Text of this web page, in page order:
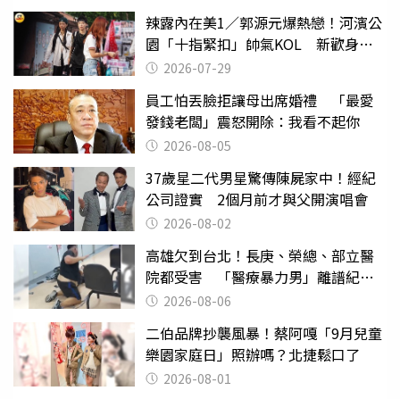
辣露內在美1／郭源元爆熱戀！河濱公
園「十指緊扣」帥氣KOL 新歡身份
曝光2026-07-29
員工怕丟臉拒讓母出席婚禮 「最愛
發錢老闆」震怒開除：我看不起你
2026-08-05
37歲星二代男星驚傳陳屍家中！經紀
公司證實 2個月前才與父開演唱會
2026-08-02
高雄欠到台北！長庚、榮總、部立醫
院都受害 「醫療暴力男」離譜紀錄
曝光2026-08-06
二伯品牌抄襲風暴！蔡阿嘎「9月兒童
樂園家庭日」照辦嗎？北捷鬆口了
2026-08-01